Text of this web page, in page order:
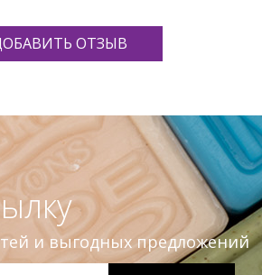
ОТЗЫВ
и выгодных предложений